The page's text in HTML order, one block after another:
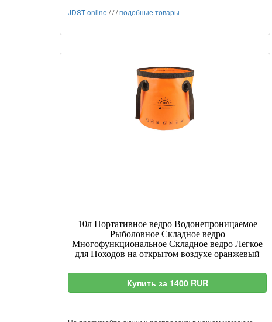
JDST online ///подобные товары
10л Портативное ведро Водонепроницаемое
Рыболовное Складное ведро
Многофункциональное Складное ведро Легкое
для Походов на открытом воздухе оранжевый
Купить за 1400 RUR